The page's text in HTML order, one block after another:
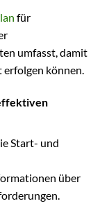
für
umfasst, damit
können.
Start- und
über